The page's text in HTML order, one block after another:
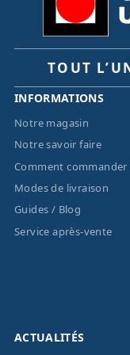
TOUT
INFORMATIONS
Notre magasin
Notre savoir faire
Comment commander
Modes de livraison
Guides / Blog
Service après-vente
ACTUALITÉS